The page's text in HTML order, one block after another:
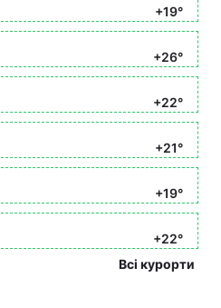
+19°
+26°
+22°
+21°
+19°
+22°
Всі курорти